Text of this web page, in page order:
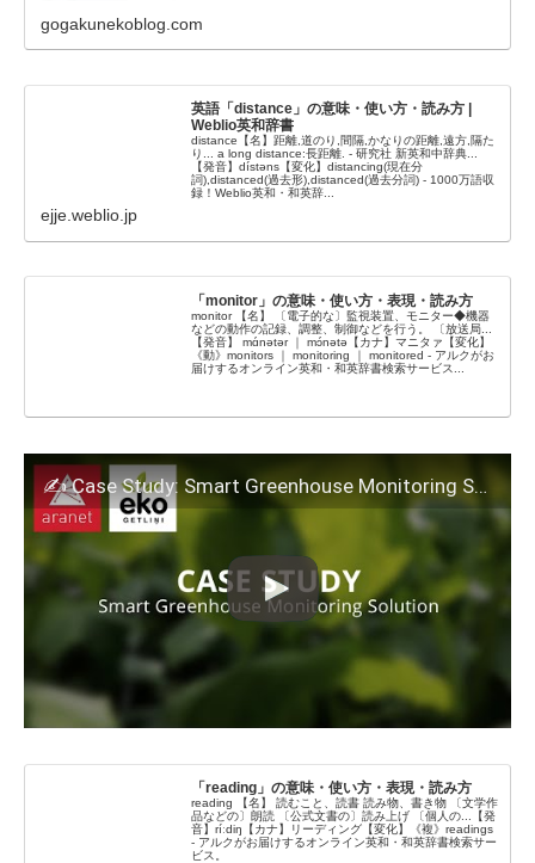
gogakunekoblog.com
英語「distance」の意味・使い方・読み方 |
Weblio英和辞書
distance【名】距離,道のり,間隔,かなりの距離,遠方,隔た
り... a long distance:長距離. - 研究社 新英和中辞典...
【発音】dístəns【変化】distancing(現在分
詞),distanced(過去形),distanced(過去分詞) - 1000万語収
録！Weblio英和・和英辞...
ejje.weblio.jp
「monitor」の意味・使い方・表現・読み方
monitor 【名】 〔電子的な〕監視装置、モニター◆機器
などの動作の記録、調整、制御などを行う。 〔放送局...
【発音】 mɑ́nətər ｜ mɔ́nətə【カナ】マニタァ【変化】
《動》monitors ｜ monitoring ｜ monitored - アルクがお
届けするオンライン英和・和英辞書検索サービス...
✍️ Case Study: Smart Greenhouse Monitoring Solution at Getlini EKO
「reading」の意味・使い方・表現・読み方
reading 【名】 読むこと、読書 読み物、書き物 〔文学作
品などの〕朗読 〔公式文書の〕読み上げ 〔個人の...【発
音】ríːdiŋ【カナ】リーディング【変化】《複》readings
- アルクがお届けするオンライン英和・和英辞書検索サー
ビス。